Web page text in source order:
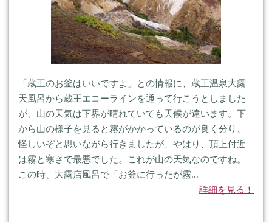
「蔵王のお釜はいいですよ」との情報に、蔵王温泉大露
天風呂から蔵王エコーラインを通って行こうとしました
が、山の天気は下界が晴れていても天候が違います。下
から山の様子を見ると霧がかかっているのが良く分り、
怪しいぞと思いながら行きましたが、やはり、頂上付近
は霧と寒さで最悪でした。これが山の天気なのですね。
この時、大露店風呂で「お釜に行ったが霧...
詳細を見る！